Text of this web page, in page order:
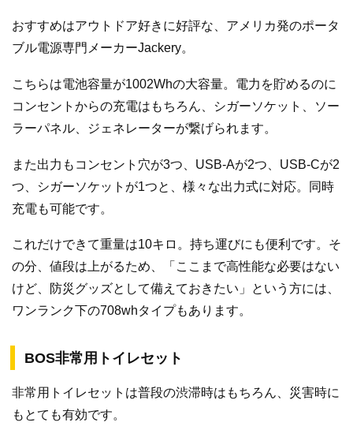
おすすめはアウトドア好きに好評な、アメリカ発のポータ
ブル電源専門メーカーJackery。
こちらは電池容量が1002Whの大容量。電力を貯めるのに
コンセントからの充電はもちろん、シガーソケット、ソー
ラーパネル、ジェネレーターが繋げられます。
また出力もコンセント穴が3つ、USB-Aが2つ、USB-Cが2
つ、シガーソケットが1つと、様々な出力式に対応。同時
充電も可能です。
これだけできて重量は10キロ。持ち運びにも便利です。そ
の分、値段は上がるため、「ここまで高性能な必要はない
けど、防災グッズとして備えておきたい」という方には、
ワンランク下の708whタイプもあります。
BOS非常用トイレセット
非常用トイレセットは普段の渋滞時はもちろん、災害時に
もとても有効です。